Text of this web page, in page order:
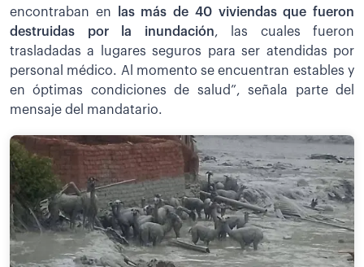
encontraban en
las más de 40 viviendas que fueron
destruidas por la inundación, las cuales fueron
trasladadas a lugares seguros para ser atendidas por
personal médico. Al momento se encuentran estables y
en óptimas condiciones de salud”, señala parte del
mensaje del mandatario.